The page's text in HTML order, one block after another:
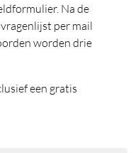
Na de
per mail
worden drie
een gratis